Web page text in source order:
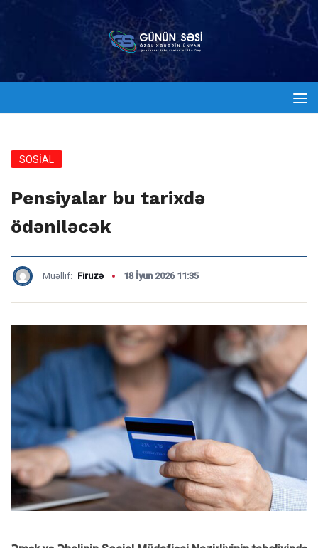
SOSİAL
Pensiyalar bu tarixdə
ödəniləcək
Müəllif: Firuzə 18 İyun 2026 11:35